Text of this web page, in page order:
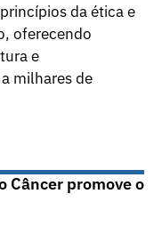
da ética e
oferecendo
e
milhares de
Câncer promove o